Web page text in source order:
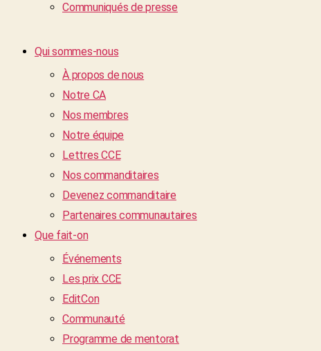
Communiqués de presse
Qui sommes-nous
À propos de nous
Notre CA
Nos membres
Notre équipe
Lettres CCE
Nos commanditaires
Devenez commanditaire
Partenaires communautaires
Que fait-on
Événements
Les prix CCE
EditCon
Communauté
Programme de mentorat